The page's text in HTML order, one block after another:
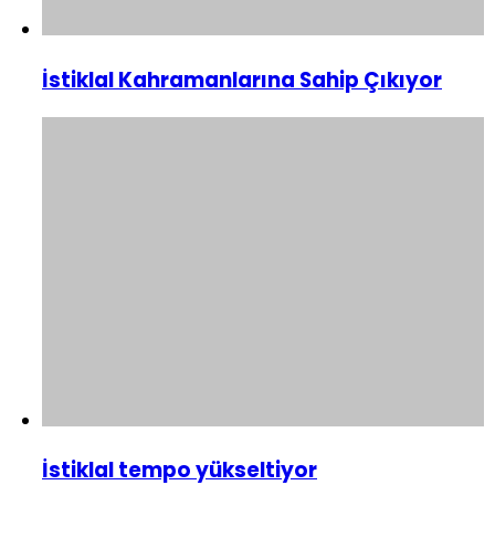
İstiklal Kahramanlarına Sahip Çıkıyor
İstiklal tempo yükseltiyor